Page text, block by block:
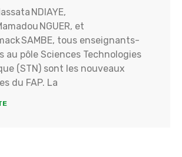
NDIAYE,
NGUER, et
SAMBE, tous enseignants-
au pôle Sciences Technologies
(STN) sont les nouveaux
du FAP. La